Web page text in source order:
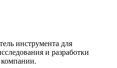
инструмента для
и разработки
компании.